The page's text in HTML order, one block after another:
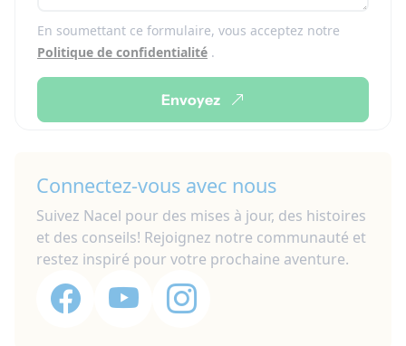
En soumettant ce formulaire, vous acceptez notre
Politique de confidentialité .
Envoyez
Connectez-vous avec nous
Suivez Nacel pour des mises à jour, des histoires
et des conseils! Rejoignez notre communauté et
restez inspiré pour votre prochaine aventure.